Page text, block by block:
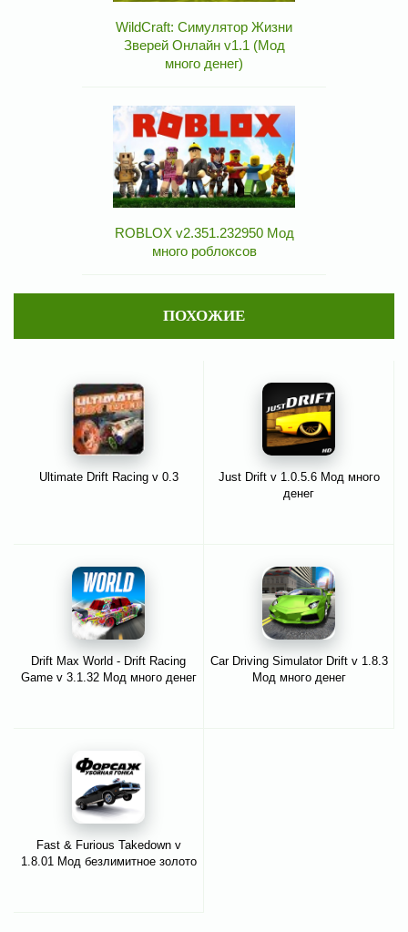
WildCraft: Симулятор Жизни
Зверей Онлайн v1.1 (Мод
много денег)
ROBLOX v2.351.232950 Мод
много роблоксов
ПОХОЖИЕ
Ultimate Drift Racing v 0.3
Just Drift v 1.0.5.6 Мод много
денег
Drift Max World - Drift Racing
Game v 3.1.32 Мод много денег
Car Driving Simulator Drift v 1.8.3
Мод много денег
Fast & Furious Takedown v
1.8.01 Мод безлимитное золото